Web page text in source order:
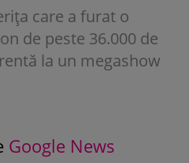
care a furat o
de peste 36.000 de
la un megashow
Google News